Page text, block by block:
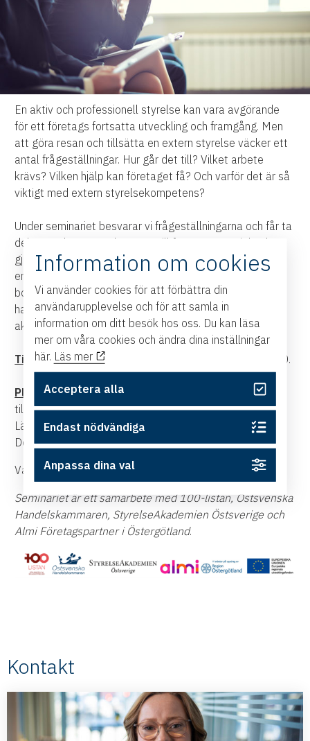
En aktiv och professionell styrelse kan vara avgörande
för ett företags fortsatta utveckling och framgång. Men
att göra resan och tillsätta en extern styrelse väcker ett
antal frågeställningar. Hur går det till? Vilket arbete
krävs? Vilken hjälp kan företaget få? Och varför det är så
viktigt med extern styrelsekompetens?
Under seminariet besvarar vi frågeställningarna och får ta
del av goda exempel. Lyssna till företag som själva har
gjort resan och som kommer att dela med sig av deras
erfarenheter av att ha gått från ägarlett till ägarstyrt
bolag. Vi får dessutom lyssna på en styrelsementor som
har stöttat företag i förberedelsen att ta steget till en
aktiv styrelse.
Tid: Måndagen den 20 september klockan 16.00-17.30.
Plats:Seminariet är digitalt och länk skickas ut på mail
till anmälda under förmiddagen.
Länken öppnas 10 minuter innan seminariet startar.
Deltagandet är kostnadsfritt.
Varmt välkommen!
Seminariet är ett samarbete med 100-listan, Östsvenska
Handelskammaren, StyrelseAkademien Östsverige och
Almi Företagspartner i Östergötland.
Kontakt
Information om cookies
Vi använder cookies för att förbättra din
användarupplevelse och för att samla in
information om ditt besök hos oss. Du kan läsa
mer om våra cookies och ändra dina inställningar
här. Läs mer
Acceptera alla
Endast nödvändiga
Anpassa dina val